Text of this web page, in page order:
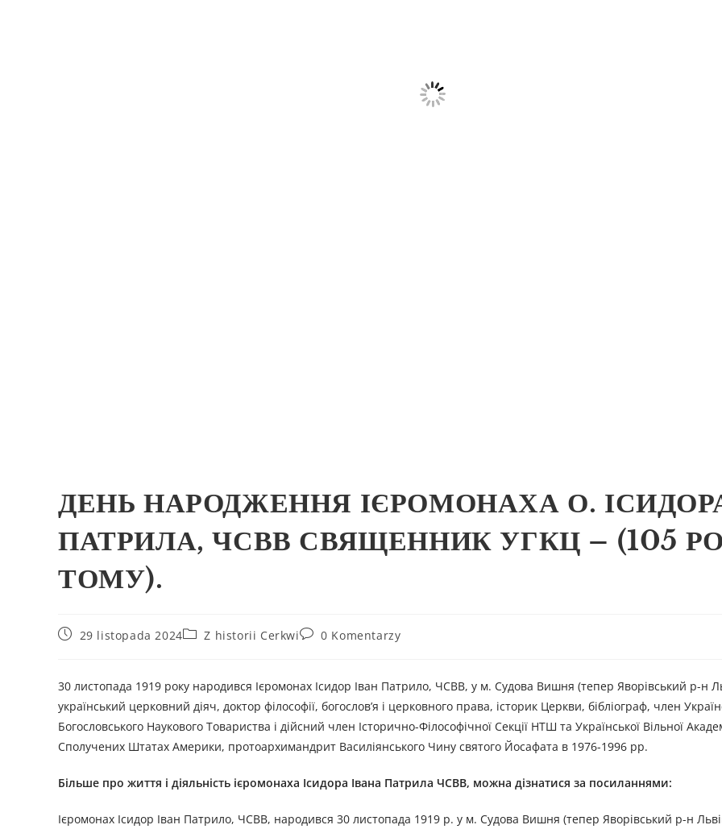
ДЕНЬ НАРОДЖЕННЯ ІЄРОМОНАХА О.
ПАТРИЛА, ЧСВВ СВЯЩЕННИК УГКЦ – (105
ТОМУ).
29 listopada 2024 Z historii Cerkwi 0 Komentarzy
30 листопада 1919 року народився Ієромонах Ісидор Іван Патрило, ЧСВВ, у м. Судова Вишня (тепер Яворівський р-н
український церковний діяч, доктор філософії, богослов’я і церковного права, історик Церкви, бібліограф, член
Богословського Наукового Товариства і дійсний член Історично-Філософічної Секції НТШ та Української Вільної
Сполучених Штатах Америки, протоархимандрит Василіянського Чину святого Йосафата в 1976-1996 рр.
Більше про життя і діяльність ієромонаха Ісидора Івана Патрила ЧСВВ, можна дізнатися за посиланнями:
Ієромонах Ісидор Іван Патрило, ЧСВВ, народився 30 листопада 1919 р. у м. Судова Вишня (тепер Яворівський р-н